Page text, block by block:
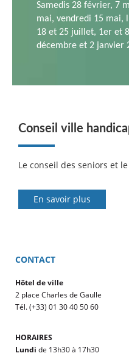
Samedis 28 février, 7
mai, vendredi 15 mai, l
18 et 25 juillet, 1er et
décembre et 2 janvier
Conseil ville
Le conseil des seniors et
En savoir plus
CONTACT
Hôtel de ville
2 place Charles de Gaulle
Tél. (+33) 01 30 40 50 60
HORAIRES
Lundi de 13h30 à 17h30